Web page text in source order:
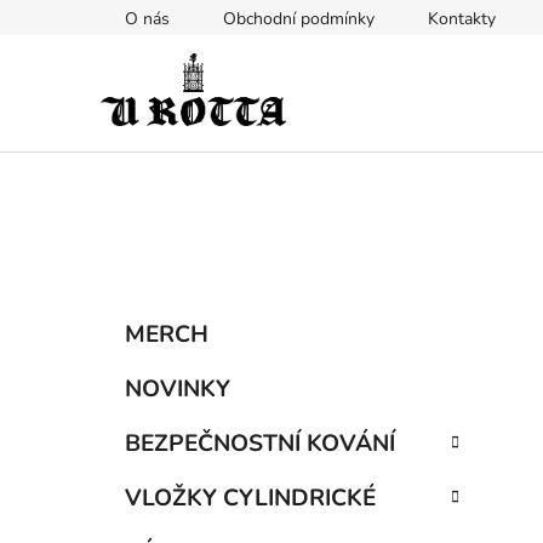
O nás Obchodní podmínky Kontakty
Přeskočit
kategorie
MERCH
NOVINKY
BEZPEČNOSTNÍ KOVÁNÍ
VLOŽKY CYLINDRICKÉ